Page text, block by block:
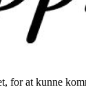
for at kunne